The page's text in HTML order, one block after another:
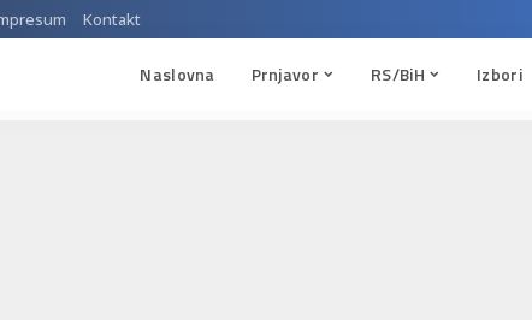
Kontakt
Naslovna Prnjavor RS/BiH Izbori